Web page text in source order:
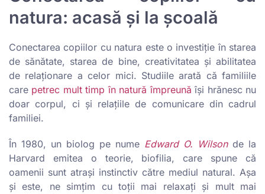
natura: acasă și la școală
Conectarea copiilor cu natura este o investiție în starea
de sănătate, starea de bine, creativitatea și abilitatea
de relaționare a celor mici. Studiile arată că familiile
care petrec mult timp în natură împreună își hrănesc nu
doar corpul, ci și relațiile de comunicare din cadrul
familiei.
În 1980, un biolog pe nume Edward O. Wilsonde la
Harvard emitea o teorie, biofilia, care spune că
oamenii sunt atrași instinctiv către mediul natural. Așa
și este, ne simțim cu toții mai relaxați și mult mai